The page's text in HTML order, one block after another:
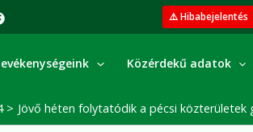
⚠️ Hibabejelentés
Közérdekű adatok
Jövő héten folytatódik a pécsi közterületek